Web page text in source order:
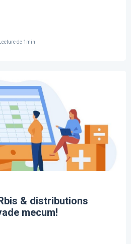
Lecture de 1 min
& distributions
mecum!